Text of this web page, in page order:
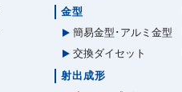
金型
簡易金型･アルミ金型
交換ダイセット
射出成形